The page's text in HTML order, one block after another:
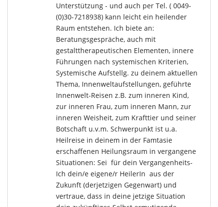
Unterstützung - und auch per Tel. ( 0049-
(0)30-7218938) kann leicht ein heilender
Raum entstehen. Ich biete an:
Beratungsgespräche, auch mit
gestalttherapeutischen Elementen, innere
Führungen nach systemischen Kriterien,
Systemische Aufstellg. zu deinem aktuellen
Thema, Innenweltaufstellungen, geführte
Innenwelt-Reisen z.B. zum inneren Kind,
zur inneren Frau, zum inneren Mann, zur
inneren Weisheit, zum Krafttier und seiner
Botschaft u.v.m. Schwerpunkt ist u.a.
Heilreise in deinem in der Famtasie
erschaffenen Heilungsraum in vergangene
Situationen: Sei für dein Vergangenheits-
Ich dein/e eigene/r HeilerIn aus der
Zukunft (derjetzigen Gegenwart) und
vertraue, dass in deine jetzige Situation